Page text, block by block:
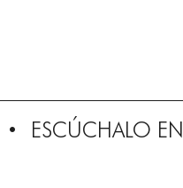
ESCÚCHALO EN